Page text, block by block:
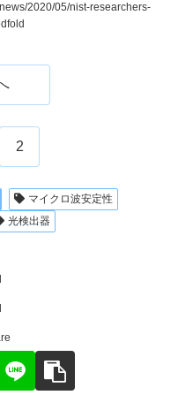
2020/05/nist-researchers-
2
マイクロ波安定性
光検出器